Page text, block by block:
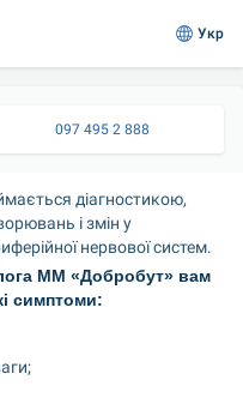
Укр
097 495 2 888
діагностикою,
і змін у
нервової систем.
ММ «Добробут» вам
симптоми: